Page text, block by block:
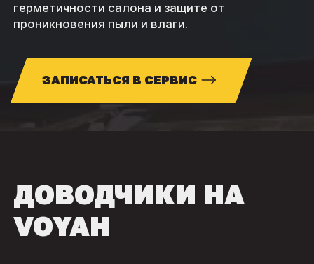
герметичности салона и защите от
проникновения пыли и влаги.
ЗАПИСАТЬСЯ В СЕРВИС
ДОВОДЧИКИ НА
VOYAH